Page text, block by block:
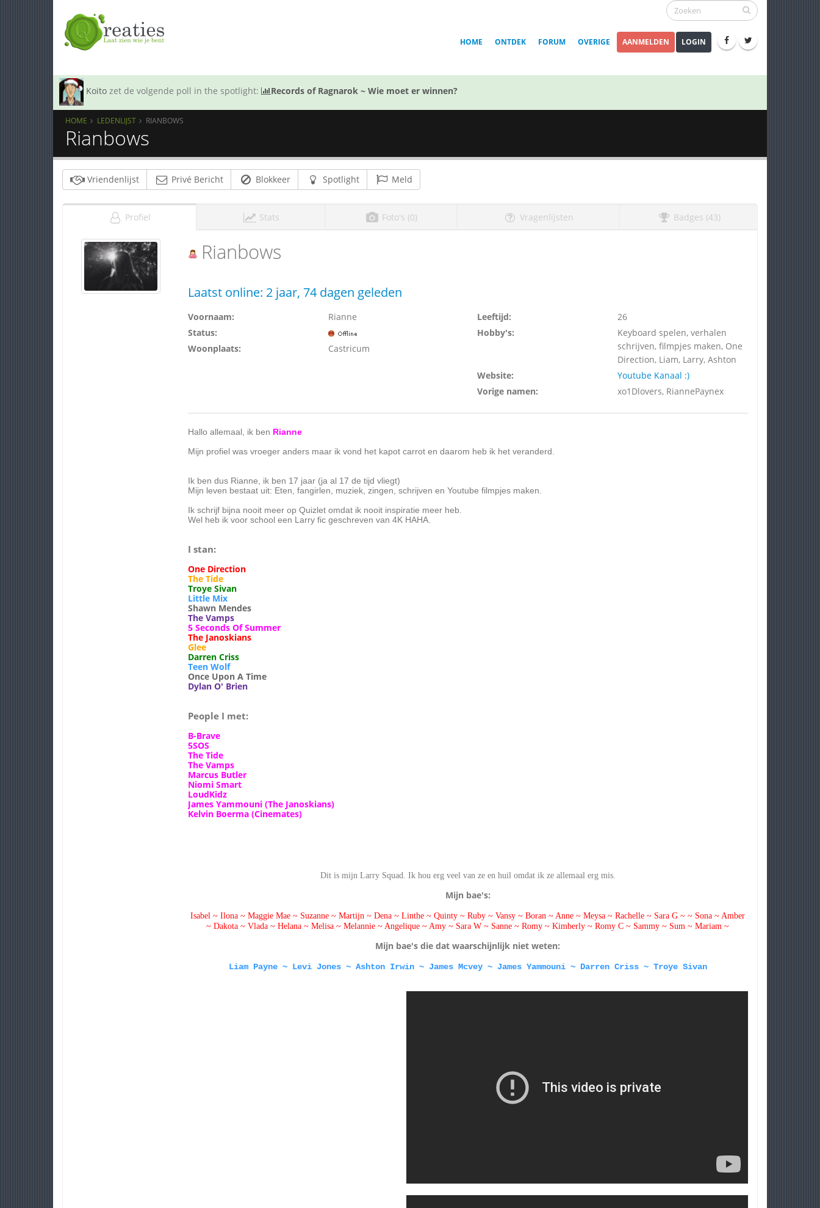
HOME ONTDEK FORUM OVERIGE AANMELDEN LOGIN
Koito zet de volgende poll in the spotlight: Records of Ragnarok ~ Wie moet er winnen?
HOME LEDENLIJST RIANBOWS
Rianbows
Vriendenlijst Privé Bericht Blokkeer Spotlight Meld
Profiel Stats Foto's (0) Vragenlijsten Badges (43)
Rianbows
Laatst online: 2 jaar, 74 dagen geleden
Voornaam:
Rianne
Status:
Woonplaats:
Castricum
Leeftijd:
26
Hobby's:
Keyboard spelen, verhalen
schrijven, filmpjes maken, One
Direction, Liam, Larry, Ashton
Website:
Youtube Kanaal :)
Vorige namen:
xo1Dlovers, RiannePaynex
Hallo allemaal, ik ben Rianne
Mijn profiel was vroeger anders maar ik vond het kapot carrot en daarom heb ik het veranderd.
Ik ben dus Rianne, ik ben 17 jaar (ja al 17 de tijd vliegt)
Mijn leven bestaat uit: Eten, fangirlen, muziek, zingen, schrijven en Youtube filmpjes maken.
Ik schrijf bijna nooit meer op Quizlet omdat ik nooit inspiratie meer heb.
Wel heb ik voor school een Larry fic geschreven van 4K HAHA.
I stan:
One Direction
The Tide
Troye Sivan
Little Mix
Shawn Mendes
The Vamps
5 Seconds Of Summer
The Janoskians
Glee
Darren Criss
Teen Wolf
Once Upon A Time
Dylan O' Brien
People I met:
B-Brave
5SOS
The Tide
The Vamps
Marcus Butler
Niomi Smart
LoudKidz
James Yammouni (The Janoskians)
Kelvin Boerma (Cinemates)
Dit is mijn Larry Squad. Ik hou erg veel van ze en huil omdat ik ze allemaal erg mis.
Mijn bae's:
Isabel ~ Ilona ~ Maggie Mae ~ Suzanne ~ Martijn ~ Dena ~ Linthe ~ Quinty ~ Ruby ~ Vansy ~ Boran ~ Anne ~ Meysa ~ Rachelle ~ Sara G ~ ~ Sona ~ Amber
~ Dakota ~ Vlada ~ Helana ~ Melisa ~ Melannie ~ Angelique ~ Amy ~ Sara W ~ Sanne ~ Romy ~ Kimberly ~ Romy C ~ Sammy ~ Sum ~ Mariam ~
Mijn bae's die dat waarschijnlijk niet weten:
Liam Payne ~ Levi Jones ~ Ashton Irwin ~ James Mcvey ~ James Yammouni ~ Darren Criss ~ Troye Sivan